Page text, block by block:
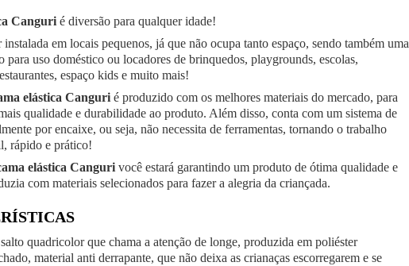
Canguri é diversão para qualquer idade!
instalada em locais pequenos, já que não ocupa tanto espaço, sendo também uma
para uso doméstico ou locadores de brinquedos, playgrounds, escolas,
espaço kids e muito mais!
elástica Canguri é produzido com os melhores materiais do mercado, para
qualidade e durabilidade ao produto. Além disso, conta com um sistema de
por encaixe, ou seja, não necessita de ferramentas, tornando o trabalho
rápido e prático!
elástica Canguri você estará garantindo um produto de ótima qualidade e
com materiais selecionados para fazer a alegria da criançada.
quadricolor que chama a atenção de longe, produzida em poliéster
material anti derrapante, que não deixa as crianaças escorregarem e se